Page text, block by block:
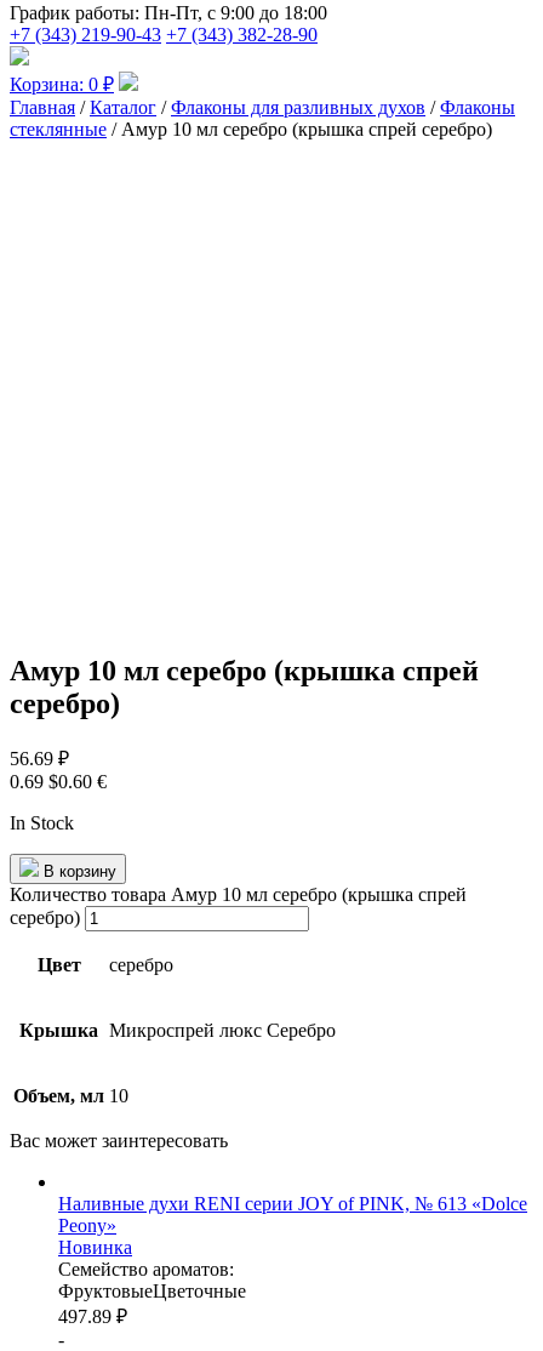
График работы: Пн-Пт, с 9:00 до 18:00
+7 (343) 219-90-43 +7 (343) 382-28-90
Корзина: 0 ₽
Главная /Каталог /Флаконы для разливных духов /Флаконы
стеклянные / Амур 10 мл серебро (крышка спрей серебро)
Амур 10 мл серебро (крышка спрей
серебро)
56.69 ₽
0.69 $0.60 €
In Stock
В корзину
Количество товара Амур 10 мл серебро (крышка спрей
серебро)
Цвет серебро
Крышка Микроспрей люкс Серебро
Объем, мл 10
Вас может заинтересовать
Наливные духи RENI серии JOY of PINK, № 613 «Dolce
Peony»
Новинка
Семейство ароматов:
ФруктовыеЦветочные
497.89 ₽
-